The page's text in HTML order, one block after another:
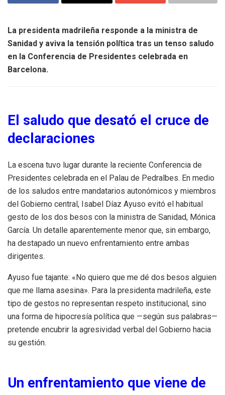
La presidenta madrileña responde a la ministra de
Sanidad y aviva la tensión política tras un tenso saludo
en la Conferencia de Presidentes celebrada en
Barcelona.
El saludo que desató el cruce de
declaraciones
La escena tuvo lugar durante la reciente Conferencia de
Presidentes celebrada en el Palau de Pedralbes. En medio
de los saludos entre mandatarios autonómicos y miembros
del Gobierno central, Isabel Díaz Ayuso evitó el habitual
gesto de los dos besos con la ministra de Sanidad, Mónica
García. Un detalle aparentemente menor que, sin embargo,
ha destapado un nuevo enfrentamiento entre ambas
dirigentes.
Ayuso fue tajante: «No quiero que me dé dos besos alguien
que me llama asesina». Para la presidenta madrileña, este
tipo de gestos no representan respeto institucional, sino
una forma de hipocresía política que —según sus palabras—
pretende encubrir la agresividad verbal del Gobierno hacia
su gestión.
Un enfrentamiento que viene de